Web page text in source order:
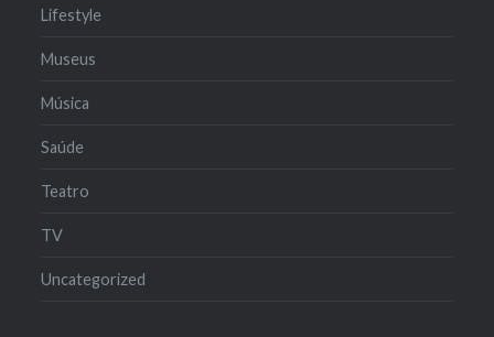
Lifestyle
Museus
Música
Saúde
Teatro
TV
Uncategorized